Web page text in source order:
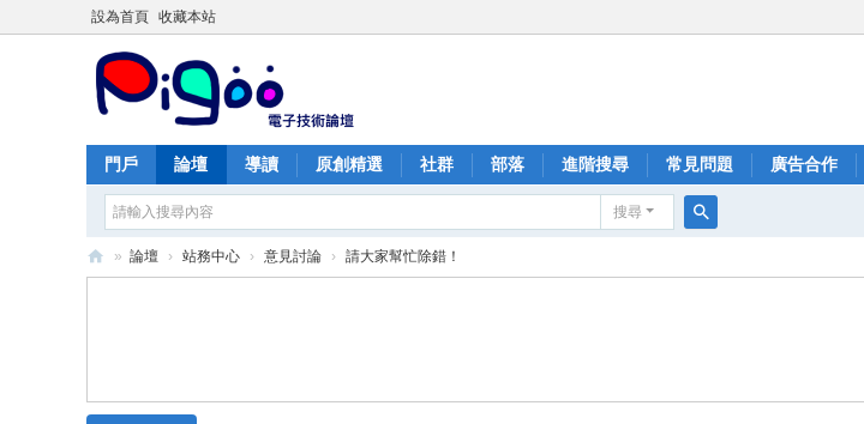
設為首頁 收藏本站
門戶 論壇 導讀 原創精選 社群 部落 進階搜尋 常見問題 廣告合作
搜尋
尋
» 論壇 › 站務中心 › 意見討論 › 請大家幫忙除錯！